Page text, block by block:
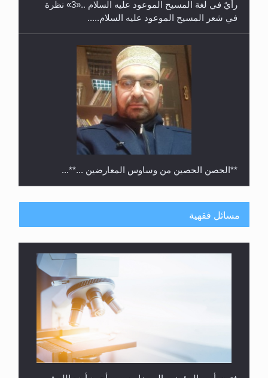
رأيٌ في لغة المسيح الموعود عليه السلام ..«3» نظرة
في شعر المسيح الموعود عليه السلام.....
**الحصن الحصين من وساوس المعارضين ...**...
مسائل فقهية